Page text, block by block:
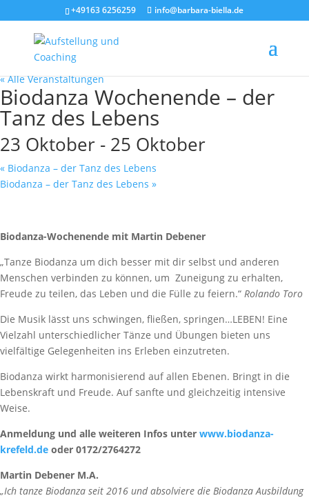
+49163 6256259 info@barbara-biella.de
« Alle Veranstaltungen
Biodanza Wochenende – der
Tanz des Lebens
23 Oktober - 25 Oktober
« Biodanza – der Tanz des Lebens
Biodanza – der Tanz des Lebens »
Biodanza-Wochenende mit Martin Debener
„Tanze Biodanza um dich besser mit dir selbst und anderen
Menschen verbinden zu können, um Zuneigung zu erhalten,
Freude zu teilen, das Leben und die Fülle zu feiern.“ Rolando Toro
Die Musik lässt uns schwingen, fließen, springen…LEBEN! Eine
Vielzahl unterschiedlicher Tänze und Übungen bieten uns
vielfältige Gelegenheiten ins Erleben einzutreten.
Biodanza wirkt harmonisierend auf allen Ebenen. Bringt in die
Lebenskraft und Freude. Auf sanfte und gleichzeitig intensive
Weise.
Anmeldung und alle weiteren Infos unter www.biodanza-
krefeld.de oder 0172/2764272
Martin Debener M.A.
„Ich tanze Biodanza seit 2016 und absolviere die Biodanza Ausbildung